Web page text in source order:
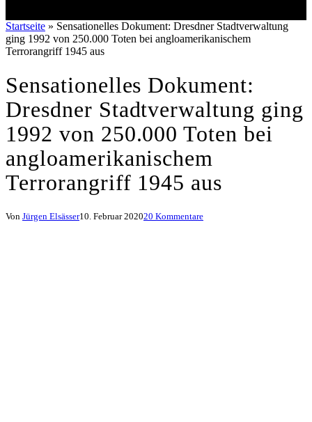
Startseite » Sensationelles Dokument: Dresdner Stadtverwaltung
ging 1992 von 250.000 Toten bei angloamerikanischem
Terrorangriff 1945 aus
Sensationelles Dokument:
Dresdner Stadtverwaltung ging
1992 von 250.000 Toten bei
angloamerikanischem
Terrorangriff 1945 aus
Von Jürgen Elsässer10. Februar 202020 Kommentare